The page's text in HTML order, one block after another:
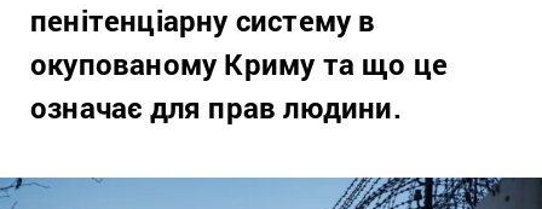
пенітенціарну систему в
окупованому Криму та що це
означає для прав людини.